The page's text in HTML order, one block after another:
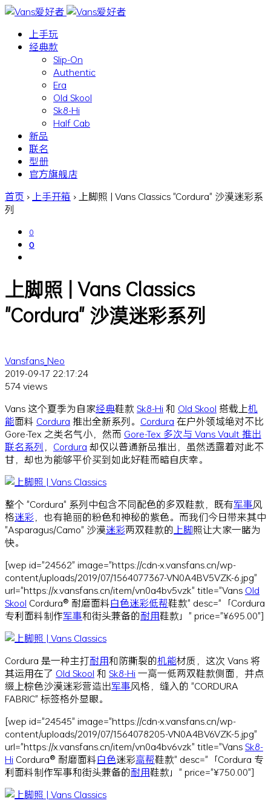
上手玩
经典款
Slip-On
Authentic
Era
Old Skool
Sk8-Hi
Half Cab
新品
联名
型册
官方旗舰店
首页 › 上手开箱 › 上脚照 | Vans Classics "Cordura" 沙漠迷彩系
列
0
0
上脚照 | Vans Classics
"Cordura" 沙漠迷彩系列
Vansfans_Neo
2019-09-17 22:17:24
574 views
Vans 这个夏季为自家经典鞋款 Sk8-Hi和 Old Skool 搭载上机
能面料 Cordura 推出全新系列。 Cordura 在户外领域绝对不比
Gore-Tex 之类名气小，然而 Gore-Tex 多次与 Vans Vault 推出
联名系列
Cordura 却仅以普通新品推出，虽然透露着对此不
甘，却也为能够平价买到如此好鞋而暗自庆幸。
整个 "Cordura" 系列中包含不同配色的多双鞋款，既有军事风
格迷彩 ，也有艳丽的粉色和神秘的紫色。而我们今日带来其中
"Asparagus/Camo" 沙漠迷彩两双鞋款的 上脚照让大家一睹为
快。
[wep id="24562" image="https://cdn-x.vansfans.cn/wp-
content/uploads/2019/07/1564077367-VN0A4BV5VZK-6.jpg"
url="https://x.vansfans.cn/item/vn0a4bv5vzk" title="Vans Old
Skool Cordura® 耐磨面料白色迷彩低帮鞋款" desc="「Cordura
专利面料制作军事和街头兼备的耐用鞋款」" price="¥695.00"]
Cordura 是一种主打耐用和防撕裂的机能材质，这次 Vans 将
其运用在了 Old Skool 和 Sk8-Hi一高一低两双鞋款侧面，并点
缀上棕色沙漠迷彩营造出军事风格，缝入的 "CORDURA
FABRIC" 标签格外显眼。
[wep id="24545" image="https://cdn-x.vansfans.cn/wp-
content/uploads/2019/07/1564078205-VN0A4BV6VZK-5.jpg"
url="https://x.vansfans.cn/item/vn0a4bv6vzk" title="VansSk8-
Hi Cordura® 耐磨面料白色迷彩高帮鞋款" desc="「Cordura 专
利面料制作军事和街头兼备的耐用鞋款」" price="¥750.00"]